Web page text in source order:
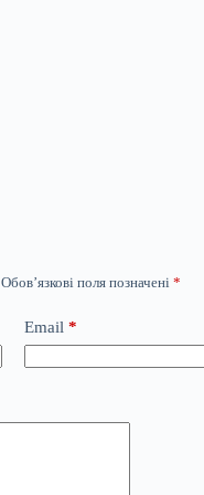
Обов’язкові поля позначені *
Email *